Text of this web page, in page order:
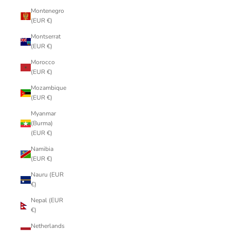
Montenegro
(EUR €)
Montserrat
(EUR €)
Morocco
(EUR €)
Mozambique
(EUR €)
Myanmar
(Burma)
(EUR €)
Namibia
(EUR €)
Nauru (EUR
€)
Nepal (EUR
€)
Netherlands